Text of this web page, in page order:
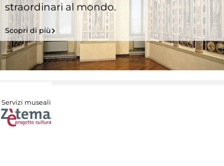
straordinari al mondo.
Scopri di più
Servizi museali